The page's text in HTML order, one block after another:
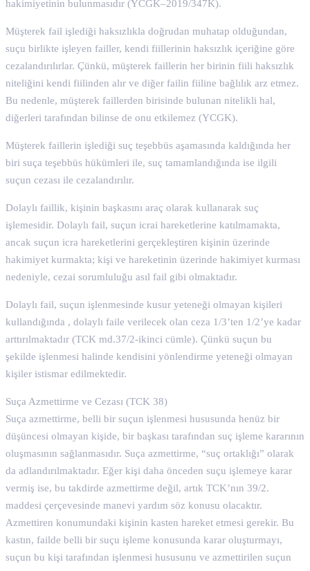
hakimiyetinin bulunmasıdır (YCGK–2019/347K).
Müşterek fail işlediği haksızlıkla doğrudan muhatap olduğundan,
suçu birlikte işleyen failler, kendi fiillerinin haksızlık içeriğine göre
cezalandırılırlar. Çünkü, müşterek faillerin her birinin fiili haksızlık
niteliğini kendi fiilinden alır ve diğer failin fiiline bağlılık arz etmez.
Bu nedenle, müşterek faillerden birisinde bulunan nitelikli hal,
diğerleri tarafından bilinse de onu etkilemez (YCGK).
Müşterek faillerin işlediği suç teşebbüs aşamasında kaldığında her
biri suça teşebbüs hükümleri ile, suç tamamlandığında ise ilgili
suçun cezası ile cezalandırılır.
Dolaylı faillik, kişinin başkasını araç olarak kullanarak suç
işlemesidir. Dolaylı fail, suçun icrai hareketlerine katılmamakta,
ancak suçun icra hareketlerini gerçekleştiren kişinin üzerinde
hakimiyet kurmakta; kişi ve hareketinin üzerinde hakimiyet kurması
nedeniyle, cezai sorumluluğu asıl fail gibi olmaktadır.
Dolaylı fail, suçun işlenmesinde kusur yeteneği olmayan kişileri
kullandığında , dolaylı faile verilecek olan ceza 1/3’ten 1/2’ye kadar
arttırılmaktadır (TCK md.37/2-ikinci cümle). Çünkü suçun bu
şekilde işlenmesi halinde kendisini yönlendirme yeteneği olmayan
kişiler istismar edilmektedir.
Suça Azmettirme ve Cezası (TCK 38)
Suça azmettirme, belli bir suçun işlenmesi hususunda henüz bir
düşüncesi olmayan kişide, bir başkası tarafından suç işleme kararının
oluşmasının sağlanmasıdır. Suça azmettirme, “suç ortaklığı” olarak
da adlandırılmaktadır. Eğer kişi daha önceden suçu işlemeye karar
vermiş ise, bu takdirde azmettirme değil, artık TCK’nın 39/2.
maddesi çerçevesinde manevi yardım söz konusu olacaktır.
Azmettiren konumundaki kişinin kasten hareket etmesi gerekir. Bu
kastın, failde belli bir suçu işleme konusunda karar oluşturmayı,
suçun bu kişi tarafından işlenmesi hususunu ve azmettirilen suçun